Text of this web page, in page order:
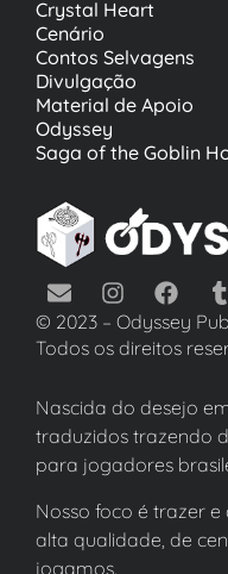
Crystal Heart
Cenário
Contos Selvagens
Divulgação
Material de Apoio
Odyssey
Saga of the Goblin
© 2023 – Odyssey
Todos os direitos
Nascida do desejo
traduzidos trazendo
para jogadores
Nosso foco é trazer e
alta qualidade, de
jogamos.